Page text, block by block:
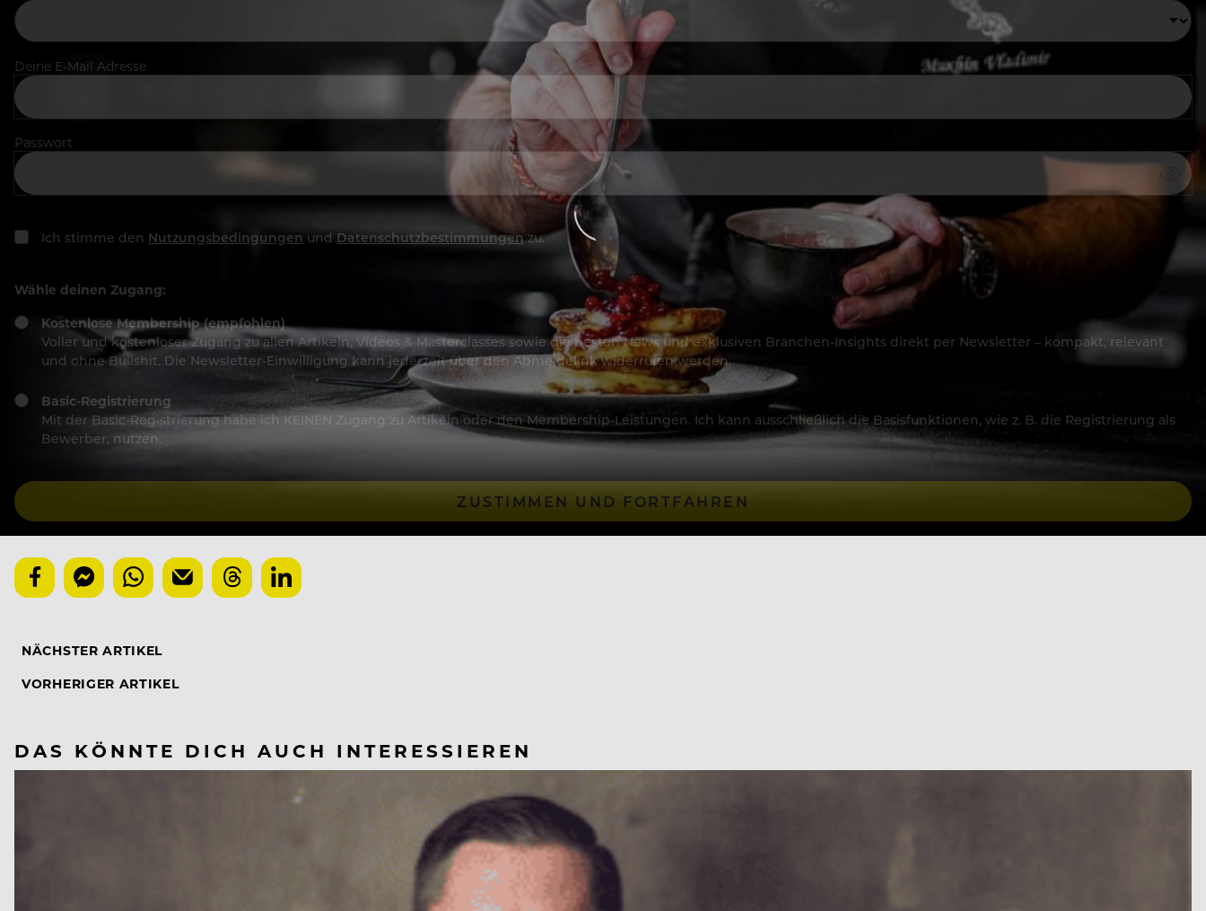
Deine E-Mail Adresse
Passwort
Ich stimme den Nutzungsbedingungen und Datenschutzbestimmungenzu.
Wähle deinen Zugang:
Kostenlose Membership (empfohlen)
Voller und kostenloser Zugang zu allen Artikeln, Videos & Masterclasses sowie die besten News und exklusiven Branchen-Insights direkt per Newsletter – kompakt, relevant
und ohne Bullshit. Die Newsletter-Einwilligung kann jederzeit über den Abmeldelink widerrufen werden.
Basic-Registrierung
Mit der Basic-Registrierung habe ich KEINEN Zugang zu Artikeln oder den Membership-Leistungen. Ich kann ausschließlich die Basisfunktionen, wie z. B. die Registrierung als
Bewerber, nutzen.
ZUSTIMMEN UND FORTFAHREN
NÄCHSTER ARTIKEL
VORHERIGER ARTIKEL
DAS KÖNNTE DICH AUCH INTERESSIEREN